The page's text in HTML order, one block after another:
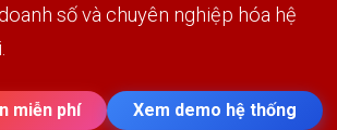
số và chuyên nghiệp hóa hệ
miễn phí Xem demo hệ thống